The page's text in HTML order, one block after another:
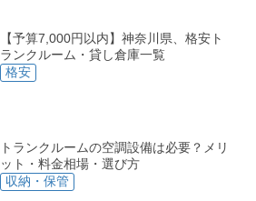
【予算7,000円以内】神奈川県、格安ト
ランクルーム・貸し倉庫一覧
格安
トランクルームの空調設備は必要？メリ
ット・料金相場・選び方
収納・保管